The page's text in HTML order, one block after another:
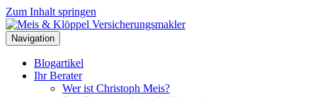
Zum Inhalt springen
Navigation
Blogartikel
Ihr Berater
Wer ist Christoph Meis?